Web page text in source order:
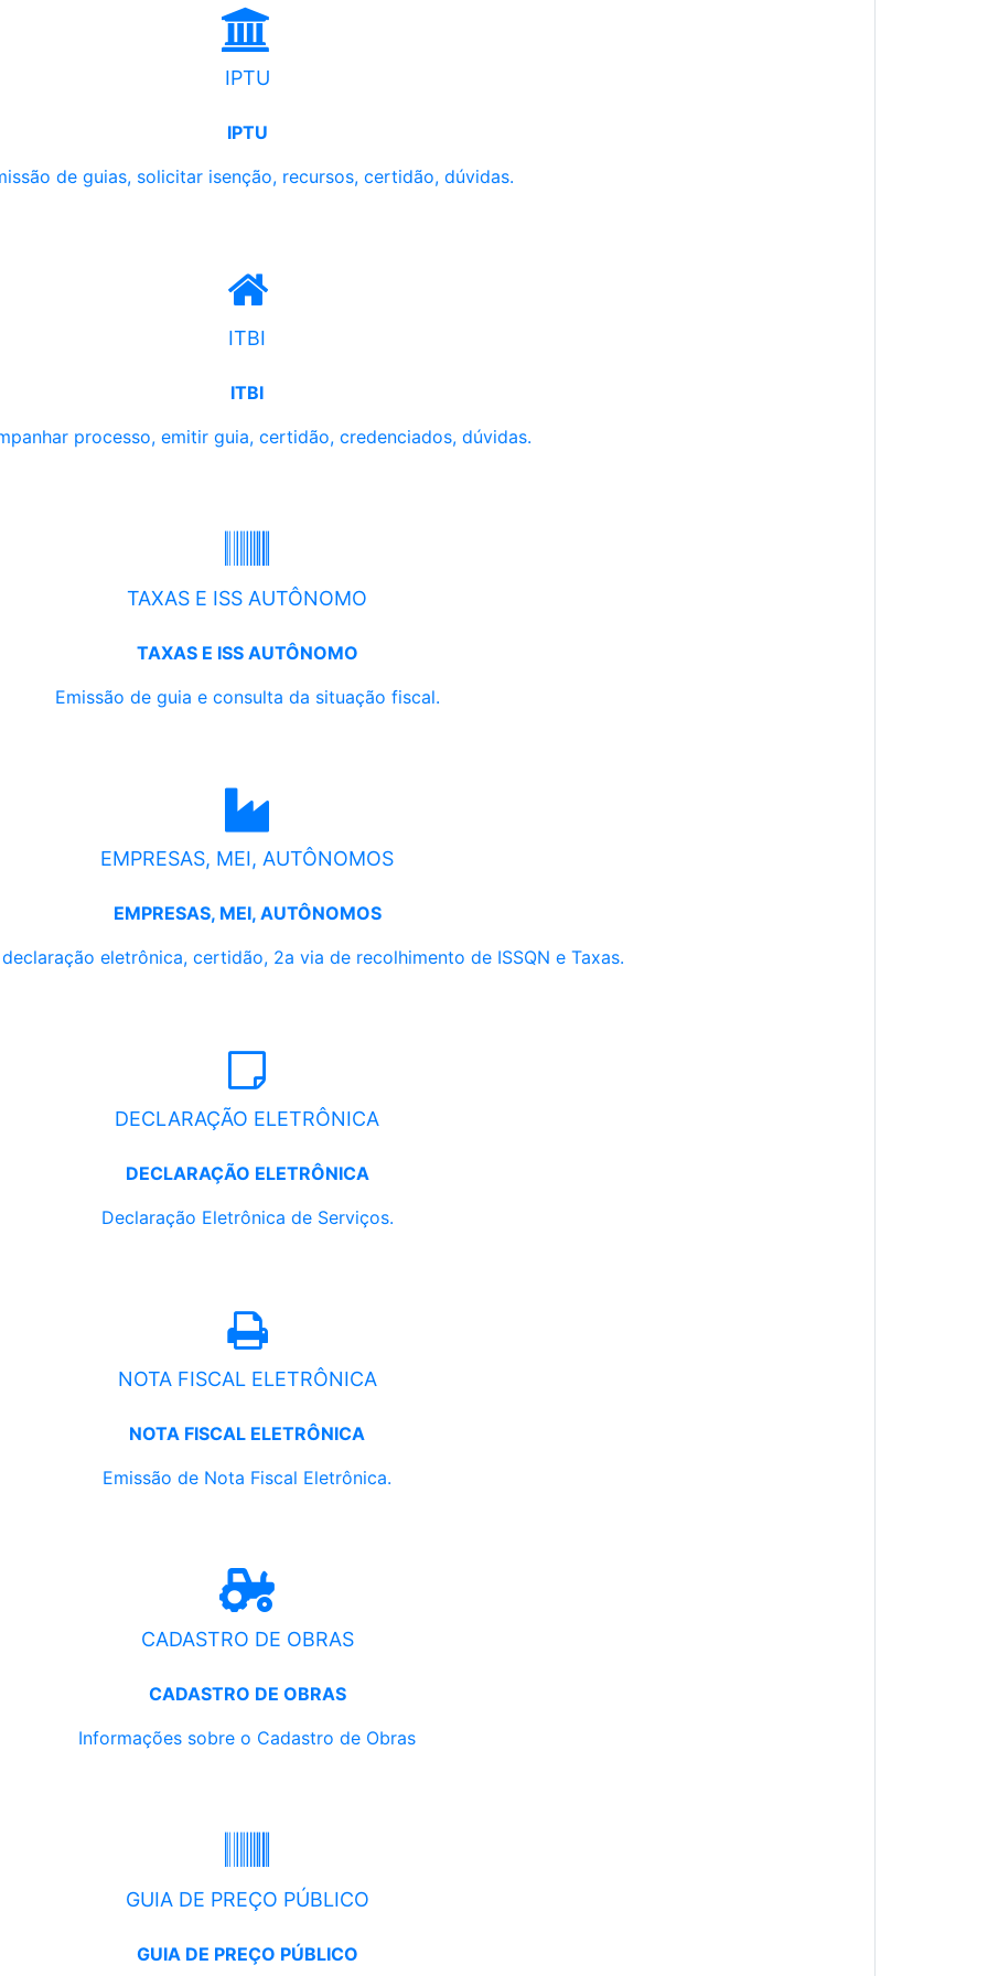
IPTU
IPTU
de guias, solicitar isenção, recursos, certidão, dúvidas.
ITBI
ITBI
processo, emitir guia, certidão, credenciados, dúvidas.
TAXAS E ISS AUTÔNOMO
TAXAS E ISS AUTÔNOMO
Emissão de guia e consulta da situação fiscal.
EMPRESAS, MEI, AUTÔNOMOS
EMPRESAS, MEI, AUTÔNOMOS
eletrônica, certidão, 2a via de recolhimento de ISSQN e Taxas.
DECLARAÇÃO ELETRÔNICA
DECLARAÇÃO ELETRÔNICA
Declaração Eletrônica de Serviços.
NOTA FISCAL ELETRÔNICA
NOTA FISCAL ELETRÔNICA
Emissão de Nota Fiscal Eletrônica.
CADASTRO DE OBRAS
CADASTRO DE OBRAS
Informações sobre o Cadastro de Obras
GUIA DE PREÇO PÚBLICO
GUIA DE PREÇO PÚBLICO